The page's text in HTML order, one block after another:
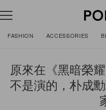
FASHION ACCESSORIES
原來在《黑暗榮
不是演的，朴成